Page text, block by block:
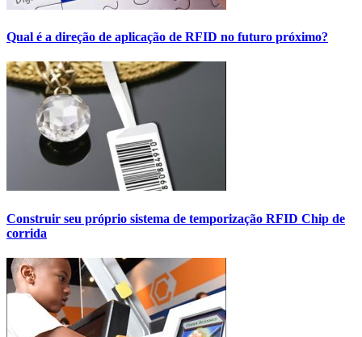
Qual é a direção de aplicação de RFID no futuro próximo?
Construir seu próprio sistema de temporização RFID Chip de
corrida